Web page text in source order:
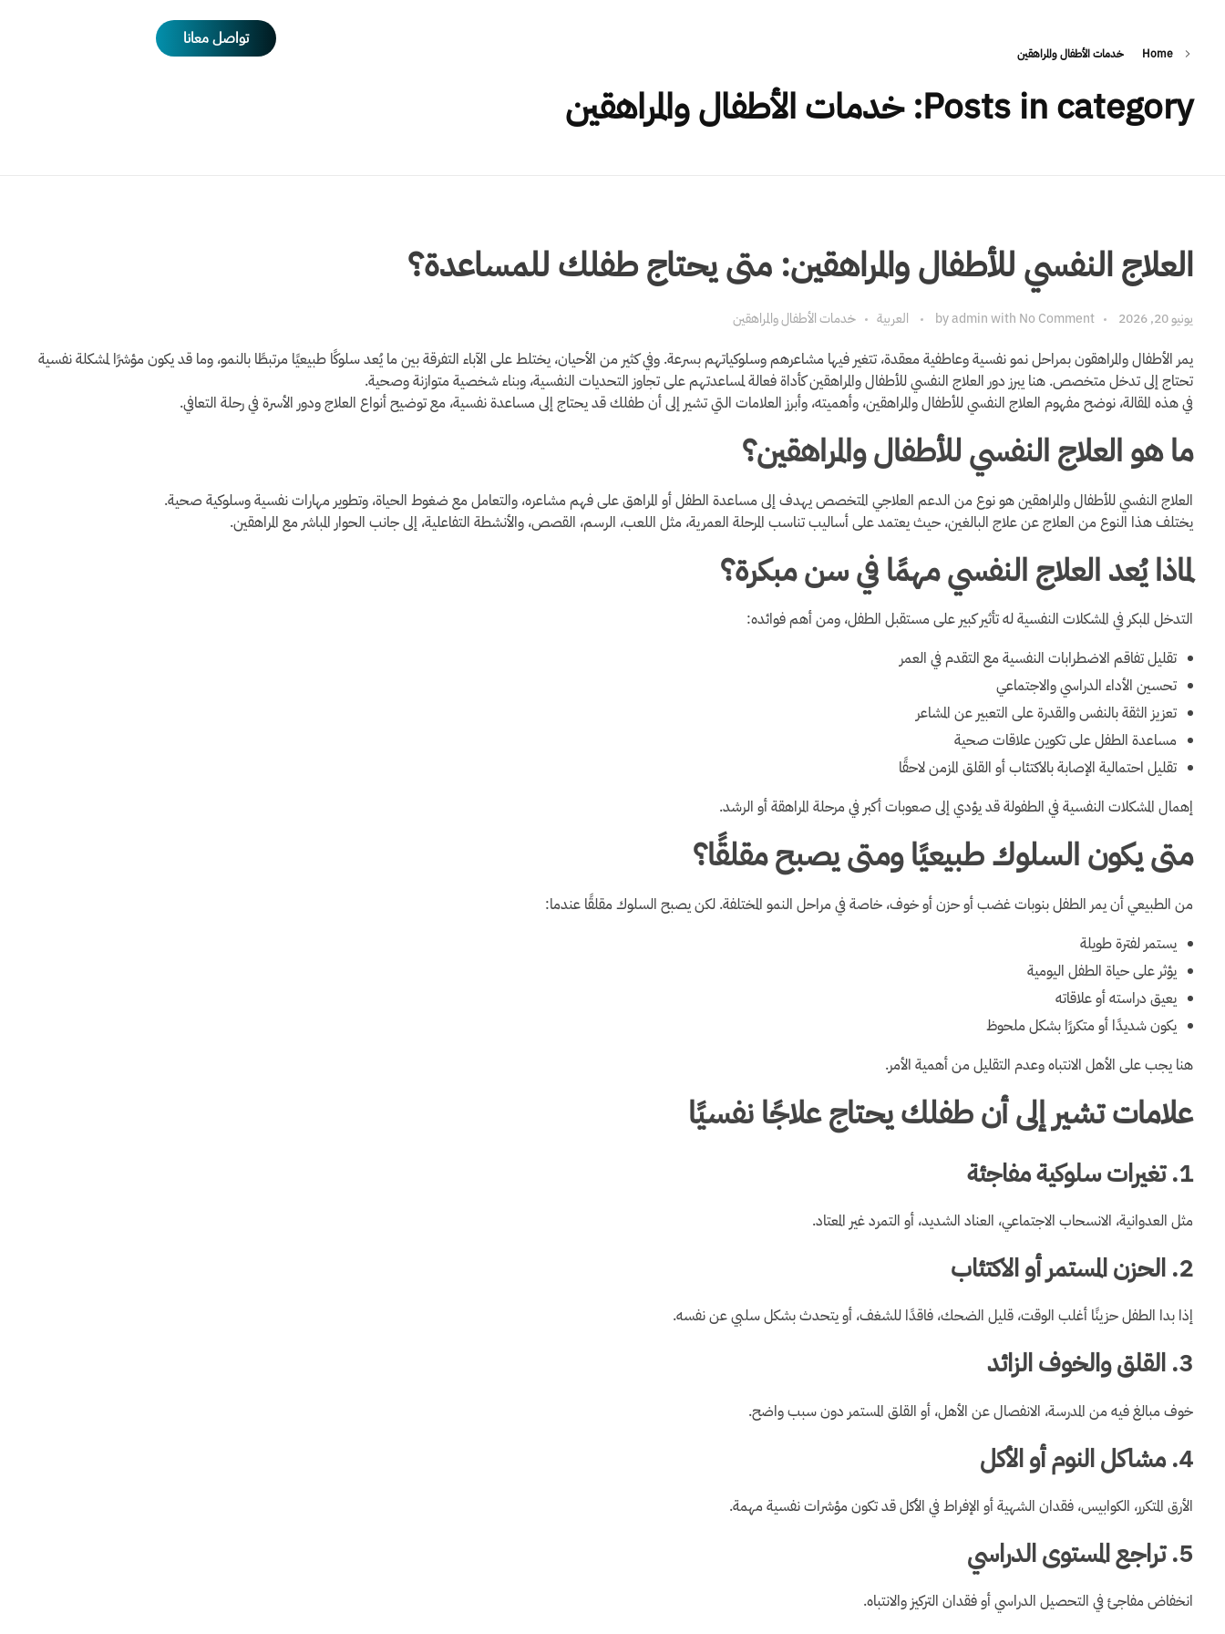
H
ealth Gates Healthcare Operations & Management
تواصل معانا
Home خدمات الأطفال والمراهقين
Posts in category: خدمات الأطفال والمراهقين
العلاج النفسي للأطفال والمراهقين: متى يحتاج طفلك للمساعدة؟
يونيو 20, 2026 byadminwith No Comment العربية خدمات الأطفال والمراهقين
يمر الأطفال والمراهقون بمراحل نمو نفسية وعاطفية معقدة، تتغير فيها مشاعرهم وسلوكياتهم بسرعة. وفي كثير من الأحيان، يختلط على الآباء التفرقة بين ما يُعد سلوكًا طبيعيًا مرتبطًا بالنمو، وما قد يكون مؤشرًا لمشكلة نفسية
تحتاج إلى تدخل متخصص. هنا يبرز دور العلاج النفسي للأطفال والمراهقين كأداة فعالة لمساعدتهم على تجاوز التحديات النفسية، وبناء شخصية متوازنة وصحية.
في هذه المقالة، نوضح مفهوم العلاج النفسي للأطفال والمراهقين، وأهميته، وأبرز العلامات التي تشير إلى أن طفلك قد يحتاج إلى مساعدة نفسية، مع توضيح أنواع العلاج ودور الأسرة في رحلة التعافي.
ما هو العلاج النفسي للأطفال والمراهقين؟
العلاج النفسي للأطفال والمراهقين هو نوع من الدعم العلاجي المتخصص يهدف إلى مساعدة الطفل أو المراهق على فهم مشاعره، والتعامل مع ضغوط الحياة، وتطوير مهارات نفسية وسلوكية صحية.
يختلف هذا النوع من العلاج عن علاج البالغين، حيث يعتمد على أساليب تناسب المرحلة العمرية، مثل اللعب، الرسم، القصص، والأنشطة التفاعلية، إلى جانب الحوار المباشر مع المراهقين.
لماذا يُعد العلاج النفسي مهمًا في سن مبكرة؟
التدخل المبكر في المشكلات النفسية له تأثير كبير على مستقبل الطفل، ومن أهم فوائده:
تقليل تفاقم الاضطرابات النفسية مع التقدم في العمر
تحسين الأداء الدراسي والاجتماعي
تعزيز الثقة بالنفس والقدرة على التعبير عن المشاعر
مساعدة الطفل على تكوين علاقات صحية
تقليل احتمالية الإصابة بالاكتئاب أو القلق المزمن لاحقًا
إهمال المشكلات النفسية في الطفولة قد يؤدي إلى صعوبات أكبر في مرحلة المراهقة أو الرشد.
متى يكون السلوك طبيعيًا ومتى يصبح مقلقًا؟
من الطبيعي أن يمر الطفل بنوبات غضب أو حزن أو خوف، خاصة في مراحل النمو المختلفة. لكن يصبح السلوك مقلقًا عندما:
يستمر لفترة طويلة
يؤثر على حياة الطفل اليومية
يعيق دراسته أو علاقاته
يكون شديدًا أو متكررًا بشكل ملحوظ
هنا يجب على الأهل الانتباه وعدم التقليل من أهمية الأمر.
علامات تشير إلى أن طفلك يحتاج علاجًا نفسيًا
1. تغيرات سلوكية مفاجئة
مثل العدوانية، الانسحاب الاجتماعي، العناد الشديد، أو التمرد غير المعتاد.
2. الحزن المستمر أو الاكتئاب
إذا بدا الطفل حزينًا أغلب الوقت، قليل الضحك، فاقدًا للشغف، أو يتحدث بشكل سلبي عن نفسه.
3. القلق والخوف الزائد
خوف مبالغ فيه من المدرسة، الانفصال عن الأهل، أو القلق المستمر دون سبب واضح.
4. مشاكل النوم أو الأكل
الأرق المتكرر، الكوابيس، فقدان الشهية أو الإفراط في الأكل قد تكون مؤشرات نفسية مهمة.
5. تراجع المستوى الدراسي
انخفاض مفاجئ في التحصيل الدراسي أو فقدان التركيز والانتباه.